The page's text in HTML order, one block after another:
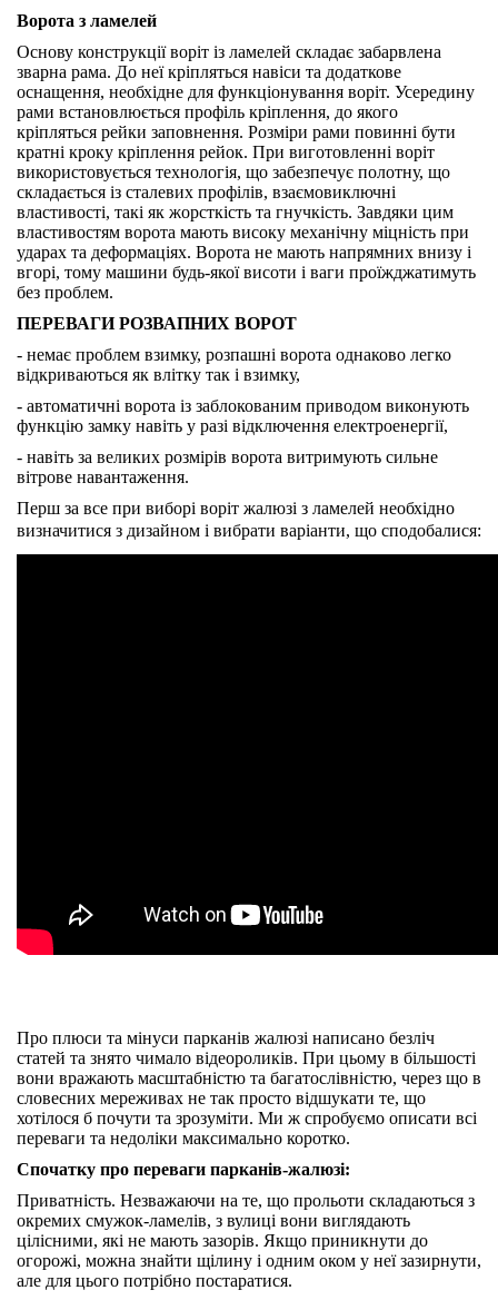
Ворота з ламелей
Основу конструкції воріт із ламелей складає забарвлена
зварна рама. До неї кріпляться навіси та додаткове
оснащення, необхідне для функціонування воріт. Усередину
рами встановлюється профіль кріплення, до якого
кріпляться рейки заповнення. Розміри рами повинні бути
кратні кроку кріплення рейок. При виготовленні воріт
використовується технологія, що забезпечує полотну, що
складається із сталевих профілів, взаємовиключні
властивості, такі як жорсткість та гнучкість. Завдяки цим
властивостям ворота мають високу механічну міцність при
ударах та деформаціях. Ворота не мають напрямних внизу і
вгорі, тому машини будь-якої висоти і ваги проїжджатимуть
без проблем.
ПЕРЕВАГИ РОЗВАПНИХ ВОРОТ
- немає проблем взимку, розпашні ворота однаково легко
відкриваються як влітку так і взимку,
- автоматичні ворота із заблокованим приводом виконують
функцію замку навіть у разі відключення електроенергії,
- навіть за великих розмірів ворота витримують сильне
вітрове навантаження.
Перш за все при виборі воріт жалюзі з ламелей необхідно
визначитися з дизайном і вибрати варіанти, що сподобалися:
Про плюси та мінуси парканів жалюзі написано безліч
статей та знято чимало відеороликів. При цьому в більшості
вони вражають масштабністю та багатослівністю, через що в
словесних мереживах не так просто відшукати те, що
хотілося б почути та зрозуміти. Ми ж спробуємо описати всі
переваги та недоліки максимально коротко.
Спочатку про переваги парканів-жалюзі:
Приватність. Незважаючи на те, що прольоти складаються з
окремих смужок-ламелів, з вулиці вони виглядають
цілісними, які не мають зазорів. Якщо приникнути до
огорожі, можна знайти щілину і одним оком у неї зазирнути,
але для цього потрібно постаратися.